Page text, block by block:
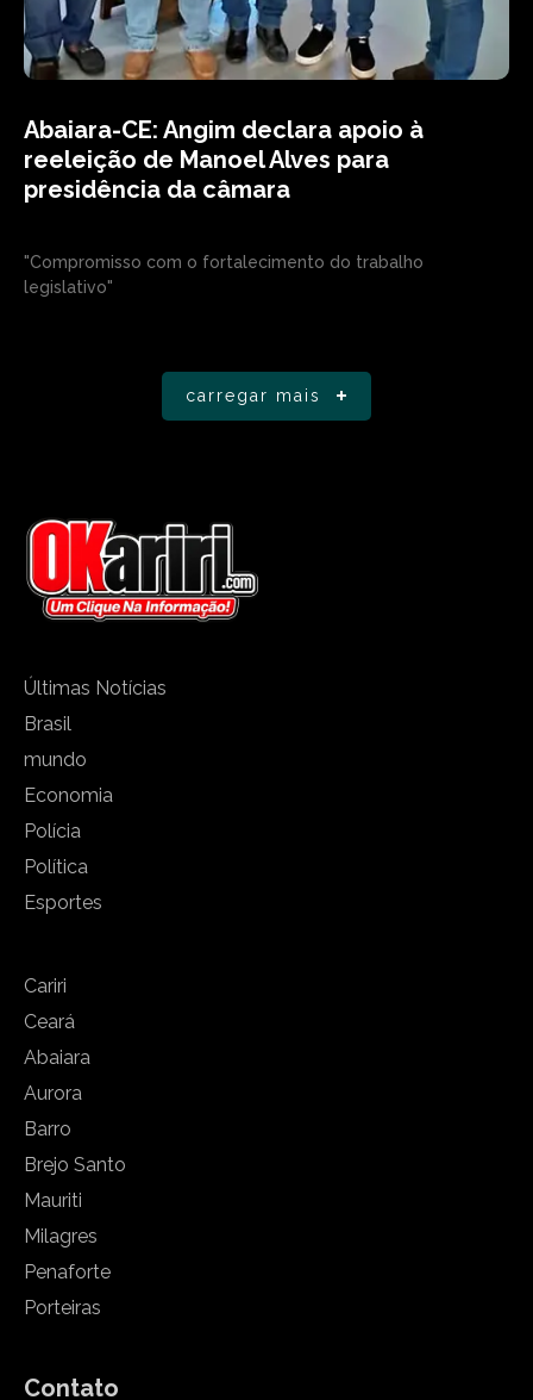
Abaiara-CE: Angim declara apoio à
reeleição de Manoel Alves para
presidência da câmara
"Compromisso com o fortalecimento do trabalho
legislativo"
carregar mais
Últimas Notícias
Brasil
mundo
Economia
Polícia
Política
Esportes
Cariri
Ceará
Abaiara
Aurora
Barro
Brejo Santo
Mauriti
Milagres
Penaforte
Porteiras
Contato